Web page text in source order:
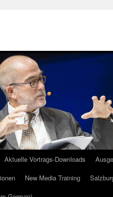
Aktuelle Vortrags-Downloads
New Media Training